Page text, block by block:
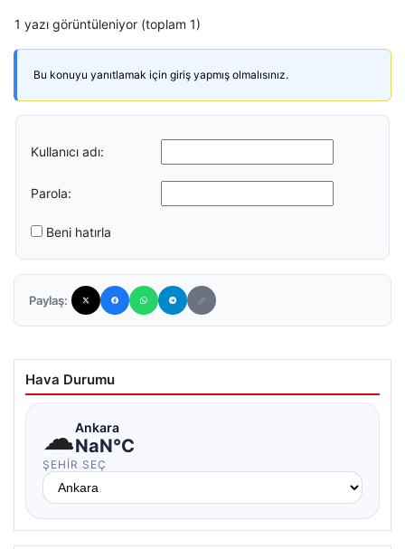
1 yazı görüntüleniyor (toplam 1)
Bu konuyu yanıtlamak için giriş yapmış olmalısınız.
Kullanıcı adı:
Parola:
Beni hatırla
Paylaş:
Hava Durumu
☁Ankara
NaN°C
ŞEHIR SEÇ